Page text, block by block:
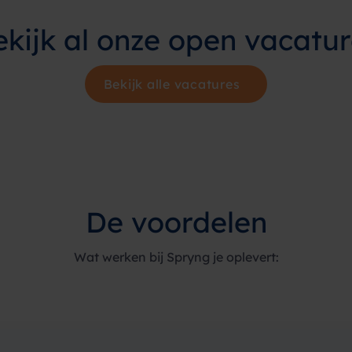
al onze open
Bekijk alle vacatures
De voordelen
Wat werken bij Spryng je oplevert: